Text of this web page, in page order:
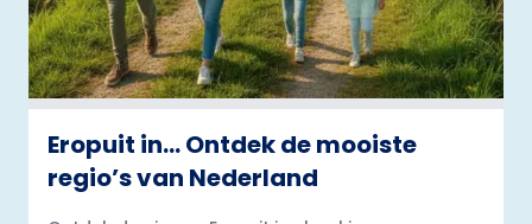
Eropuit in… Ontdek de mooiste
regio’s van Nederland